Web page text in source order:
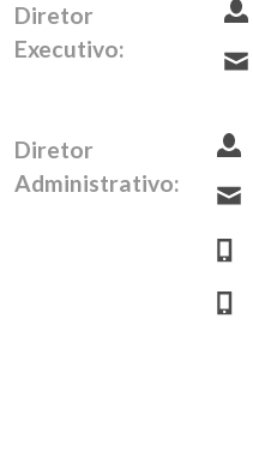
Diretor
Executivo:
Diretor
Administrativo: